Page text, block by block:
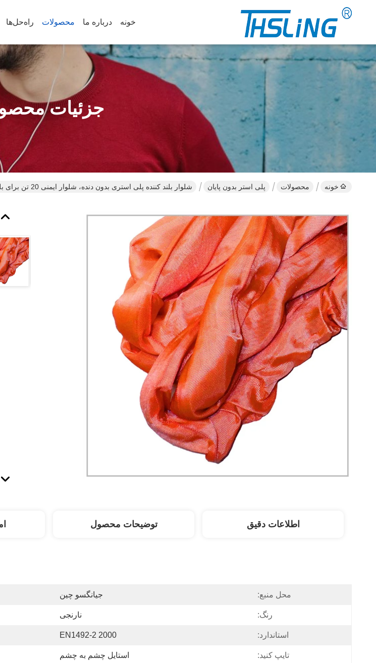
خونه درباره ما محصولات راه‌حل‌ها
جزئیات
خونه محصولات پلی استر بدون پایان شلوار بلند کننده پلی استری بدون دنده، شلوار ایمنی 20 تن برای بلند کردن آسان برای حمل
اطلاعات دقیق توضیحات محصول
محل منبع: جیانگسو چین
رنگ: نارنجی
استاندارد: EN1492-2 2000
تایپ کنید: استایل چشم به چشم